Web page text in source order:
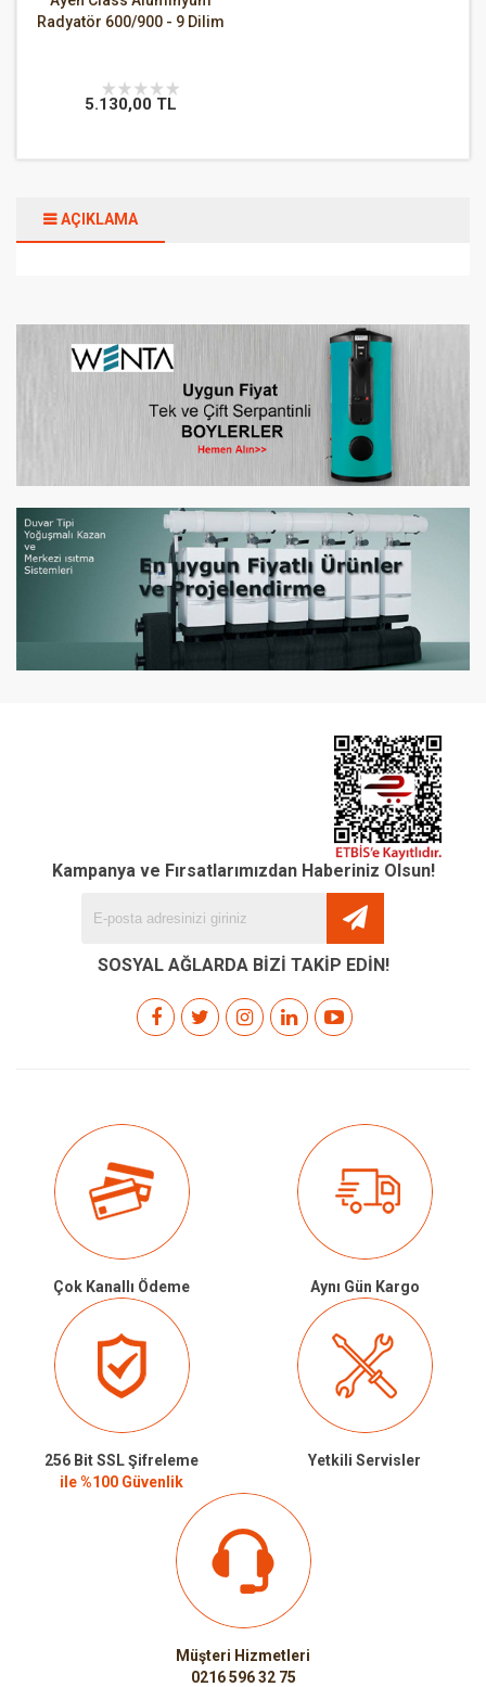
Radyatör 600/900 - 9 Dilim
5.130,00 TL
AÇIKLAMA
Kampanya ve Fırsatlarımızdan Haberiniz Olsun!
SOSYAL AĞLARDA BİZİ TAKİP EDİN!
Çok Kanallı Ödeme Aynı Gün Kargo
256 Bit SSL Şifreleme
ile %100 Güvenlik
Yetkili Servisler
Müşteri Hizmetleri
0216 596 32 75